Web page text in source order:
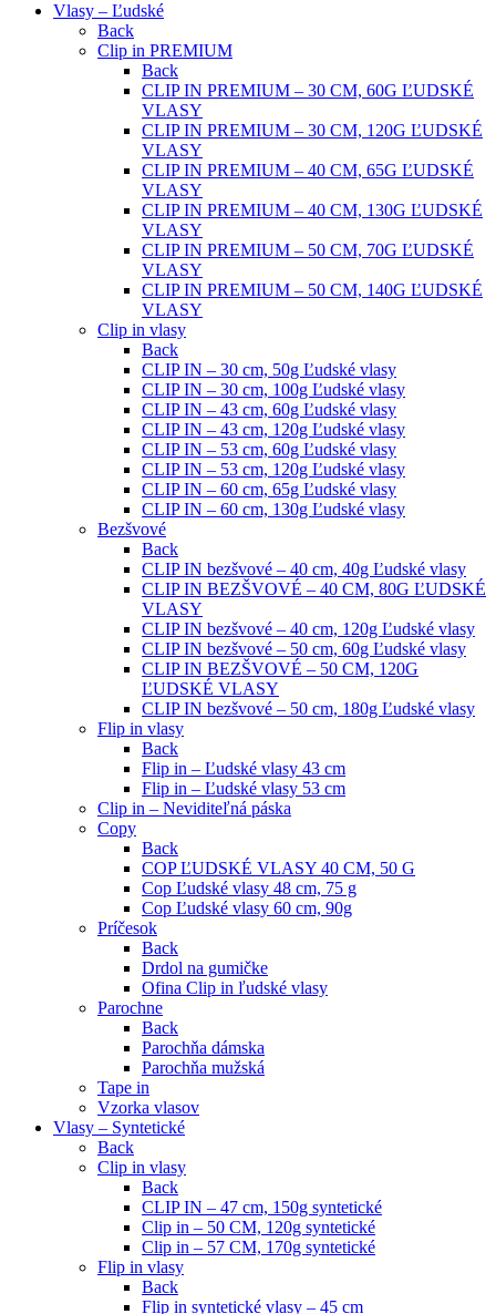
Vlasy – Ľudské
Back
Clip in PREMIUM
Back
CLIP IN PREMIUM – 30 CM, 60G ĽUDSKÉ
VLASY
CLIP IN PREMIUM – 30 CM, 120G ĽUDSKÉ
VLASY
CLIP IN PREMIUM – 40 CM, 65G ĽUDSKÉ
VLASY
CLIP IN PREMIUM – 40 CM, 130G ĽUDSKÉ
VLASY
CLIP IN PREMIUM – 50 CM, 70G ĽUDSKÉ
VLASY
CLIP IN PREMIUM – 50 CM, 140G ĽUDSKÉ
VLASY
Clip in vlasy
Back
CLIP IN – 30 cm, 50g Ľudské vlasy
CLIP IN – 30 cm, 100g Ľudské vlasy
CLIP IN – 43 cm, 60g Ľudské vlasy
CLIP IN – 43 cm, 120g Ľudské vlasy
CLIP IN – 53 cm, 60g Ľudské vlasy
CLIP IN – 53 cm, 120g Ľudské vlasy
CLIP IN – 60 cm, 65g Ľudské vlasy
CLIP IN – 60 cm, 130g Ľudské vlasy
Bezšvové
Back
CLIP IN bezšvové – 40 cm, 40g Ľudské vlasy
CLIP IN BEZŠVOVÉ – 40 CM, 80G ĽUDSKÉ
VLASY
CLIP IN bezšvové – 40 cm, 120g Ľudské vlasy
CLIP IN bezšvové – 50 cm, 60g Ľudské vlasy
CLIP IN BEZŠVOVÉ – 50 CM, 120G
ĽUDSKÉ VLASY
CLIP IN bezšvové – 50 cm, 180g Ľudské vlasy
Flip in vlasy
Back
Flip in – Ľudské vlasy 43 cm
Flip in – Ľudské vlasy 53 cm
Clip in – Neviditeľná páska
Copy
Back
COP ĽUDSKÉ VLASY 40 CM, 50 G
Cop Ľudské vlasy 48 cm, 75 g
Cop Ľudské vlasy 60 cm, 90g
Príčesok
Back
Drdol na gumičke
Ofina Clip in ľudské vlasy
Parochne
Back
Parochňa dámska
Parochňa mužská
Tape in
Vzorka vlasov
Vlasy – Syntetické
Back
Clip in vlasy
Back
CLIP IN – 47 cm, 150g syntetické
Clip in – 50 CM, 120g syntetické
Clip in – 57 CM, 170g syntetické
Flip in vlasy
Back
Flip in syntetické vlasy – 45 cm